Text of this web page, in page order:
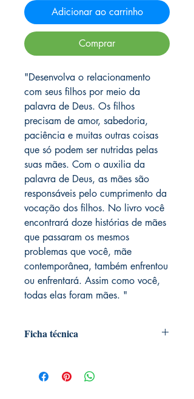
Adicionar ao carrinho
Comprar
"Desenvolva o relacionamento
com seus filhos por meio da
palavra de Deus. Os filhos
precisam de amor, sabedoria,
paciência e muitas outras coisas
que só podem ser nutridas pelas
suas mães. Com o auxilia da
palavra de Deus, as mães são
responsáveis pelo cumprimento da
vocação dos filhos. No livro você
encontrará doze histórias de mães
que passaram os mesmos
problemas que você, mãe
contemporânea, também enfrentou
ou enfrentará. Assim como você,
todas elas foram mães. "
Ficha técnica
Editora ‏ : ‎ Ágape; 1ª edição (1 janeiro
2014)